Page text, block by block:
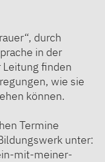
durch
in der
finden
wie sie
können.
Termine
unter:
mit-meiner-